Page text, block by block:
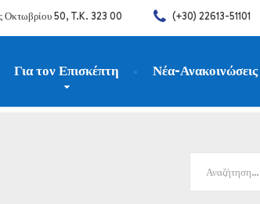
Οκτωβρίου 50, T.K. 323 00 (+30) 22613-51101
Για τον Επισκέπτη Νέα-Ανακοινώσεις
σε δικαιούχους τη Δευτέρα 25.5.2026